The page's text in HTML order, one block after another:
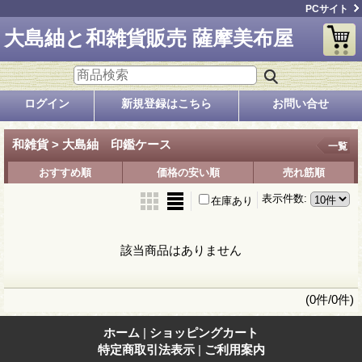
PCサイト
大島紬と和雑貨販売 薩摩美布屋
ログイン 新規登録はこちら お問い合せ
和雑貨 > 大島紬 印鑑ケース 一覧
おすすめ順 価格の安い順 売れ筋順
表示件数:
在庫あり
該当商品はありません
(0件/0件)
ホーム | ショッピングカート
特定商取引法表示 | ご利用案内